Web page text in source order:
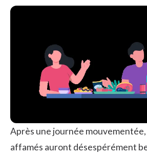
Après une journée
affamés auront désespérément